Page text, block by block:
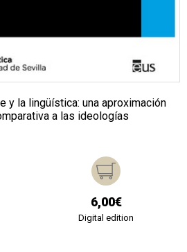
y la lingüística: una aproximación
a las ideologías
6,00€
Digital edition